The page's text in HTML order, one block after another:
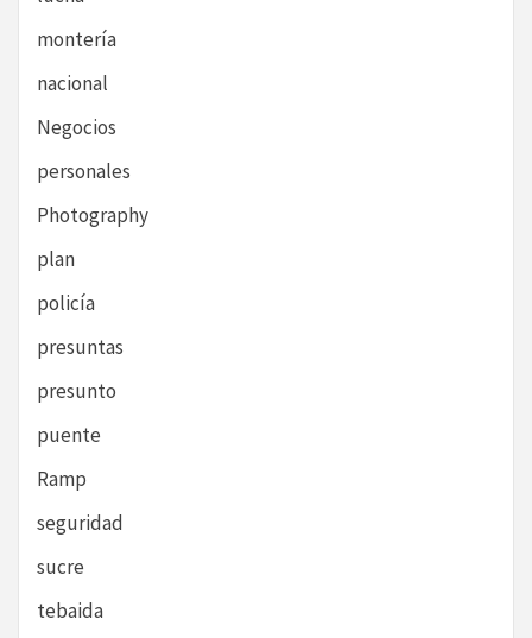
montería
nacional
Negocios
personales
Photography
plan
policía
presuntas
presunto
puente
Ramp
seguridad
sucre
tebaida